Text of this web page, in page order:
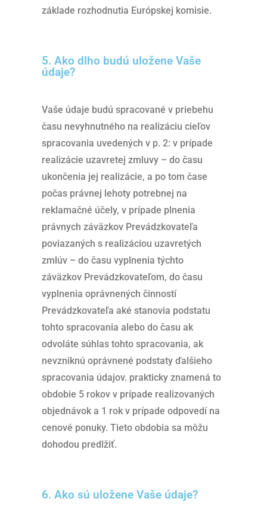
základe rozhodnutia Európskej komisie.
5. Ako dlho budú uložene Vaše
údaje?
Vaše údaje budú spracované v priebehu
času nevyhnutného na realizáciu cieľov
spracovania uvedených v p. 2: v prípade
realizácie uzavretej zmluvy – do času
ukončenia jej realizácie, a po tom čase
počas právnej lehoty potrebnej na
reklamačné účely, v prípade plnenia
právnych záväzkov Prevádzkovateľa
poviazaných s realizáciou uzavretých
zmlúv – do času vyplnenia týchto
záväzkov Prevádzkovateľom, do času
vyplnenia oprávnených činností
Prevádzkovateľa aké stanovia podstatu
tohto spracovania alebo do času ak
odvoláte súhlas tohto spracovania, ak
nevzniknú oprávnené podstaty ďalšieho
spracovania údajov. prakticky znamená to
obdobie 5 rokov v prípade realizovaných
objednávok a 1 rok v prípade odpovedí na
cenové ponuky. Tieto obdobia sa môžu
dohodou predlžiť.
6. Ako sú uložene Vaše údaje?